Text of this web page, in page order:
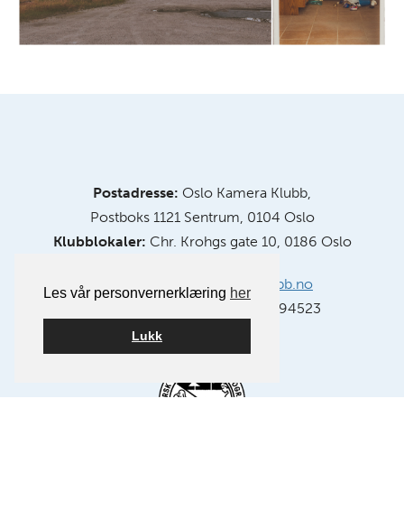
Les vår personvernerklæring her
Lukk
Postadresse: Oslo Kamera Klubb,
Postboks 1121 Sentrum, 0104 Oslo
Klubblokaler: Chr. Krohgs gate 10, 0186 Oslo
info@oslokameraklubb.no
991594523